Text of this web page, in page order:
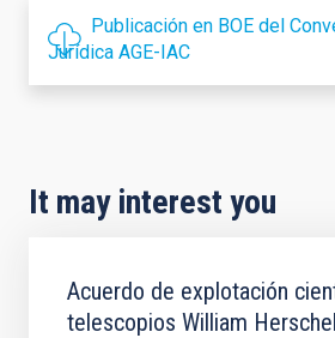
Publicación en BOE del
Jurídica AGE-IAC
It may interest you
Acuerdo de explotación
telescopios William